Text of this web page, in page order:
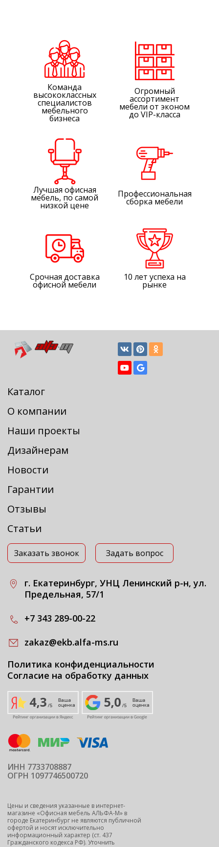
Команда
высококлассных
специалистов
мебельного
бизнеса
Огромный
ассортимент
мебели от эконом
до VIP-класса
Лучшая офисная
мебель, по самой
низкой цене
Профессиональная
сборка мебели
Срочная доставка
офисной мебели
10 лет успеха на
рынке
Каталог
О компании
Наши проекты
Дизайнерам
Новости
Гарантии
Отзывы
Статьи
Заказать звонок Задать вопрос
г. Екатеринбург, УНЦ Ленинский р-н, ул.
Предельная, 57/1
+7 343 289-00-22
zakaz@ekb.alfa-ms.ru
Политика конфиденциальности
Согласие на обработку данных
ИНН 7733708887
ОГРН 1097746500720
Цены и сведения указанные в интернет-
магазине «Офисная мебель АЛЬФА-М» в
городе Екатеринбург не являются публичной
офертой и носят исключительно
информационный характер (ст. 437
Гражданского кодекса РФ). Уточнить